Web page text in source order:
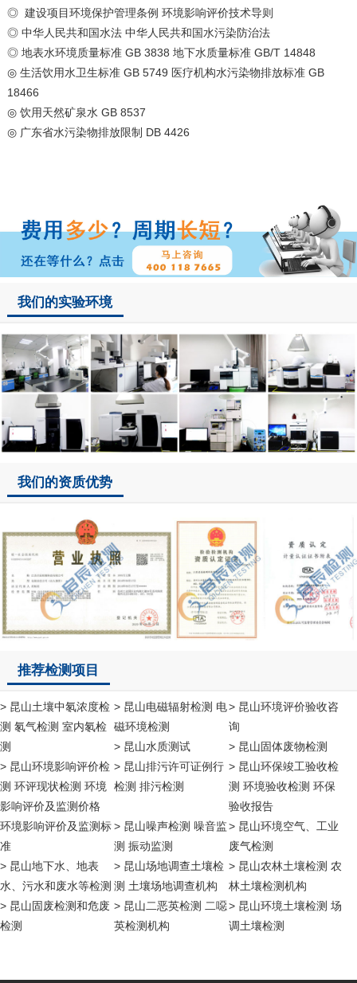
◎ 建设项目环境保护管理条例 环境影响评价技术导则
◎ 中华人民共和国水法 中华人民共和国水污染防治法
◎ 地表水环境质量标准 GB 3838 地下水质量标准 GB/T 14848
◎ 生活饮用水卫生标准 GB 5749 医疗机构水污染物排放标准 GB
18466
◎ 饮用天然矿泉水 GB 8537
◎ 广东省水污染物排放限制 DB 4426
我们的实验环境
我们的资质优势
推荐检测项目
> 昆山土壤中氡浓度检
测 氡气检测 室内氡检
测
> 昆山电磁辐射检测 电
磁环境检测
> 昆山环境评价验收咨
询
> 昆山水质测试
> 昆山固体废物检测
> 昆山环境影响评价检
测 环评现状检测 环境
影响评价及监测价格
环境影响评价及监测标
准
> 昆山排污许可证例行
检测 排污检测
> 昆山环保竣工验收检
测 环境验收检测 环保
验收报告
> 昆山噪声检测 噪音监
测 振动监测
> 昆山环境空气、工业
废气检测
> 昆山地下水、地表
水、污水和废水等检测
> 昆山场地调查土壤检
测 土壤场地调查机构
> 昆山农林土壤检测 农
林土壤检测机构
> 昆山固废检测和危废
检测
> 昆山二恶英检测 二噁
英检测机构
> 昆山环境土壤检测 场
调土壤检测